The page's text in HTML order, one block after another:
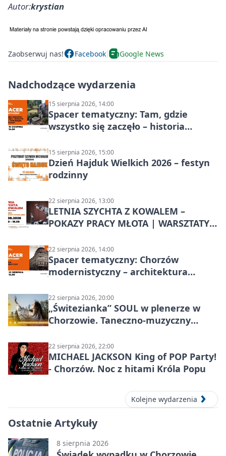
Autor:krystian
Zaobserwuj nas! Facebook Google News
Nadchodzące wydarzenia
15 sierpnia 2026, 14:00
Spacer tematyczny: Tam, gdzie
wszystko się zaczęło – historia
15 sierpnia 2026, 15:00
Dzień Hajduk Wielkich 2026 – festyn
rodzinny
22 sierpnia 2026, 13:00
LETNIA SZYCHTA Z KOWALEM –
POKAZY PRACY MŁOTA | WARSZTATY
22 sierpnia 2026, 14:00
Spacer tematyczny: Chorzów
modernistyczny – architektura
22 sierpnia 2026, 20:00
„Świtezianka” SOUL w plenerze w
Chorzowie. Taneczno-muzyczny
22 sierpnia 2026, 22:00
MICHAEL JACKSON King of POP Party!
- Chorzów. Noc z hitami Króla Popu
Kolejne wydarzenia
Ostatnie Artykuły
8 sierpnia 2026